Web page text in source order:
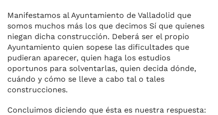
Manifestamos al Ayuntamiento de Valladolid que
somos muchos más los que decimos Sí que quienes
niegan dicha construcción. Deberá ser el propio
Ayuntamiento quien sopese las dificultades que
pudieran aparecer, quien haga los estudios
oportunos para solventarlas, quien decida dónde,
cuándo y cómo se lleve a cabo tal o tales
construcciones.
Concluimos diciendo que ésta es nuestra respuesta: